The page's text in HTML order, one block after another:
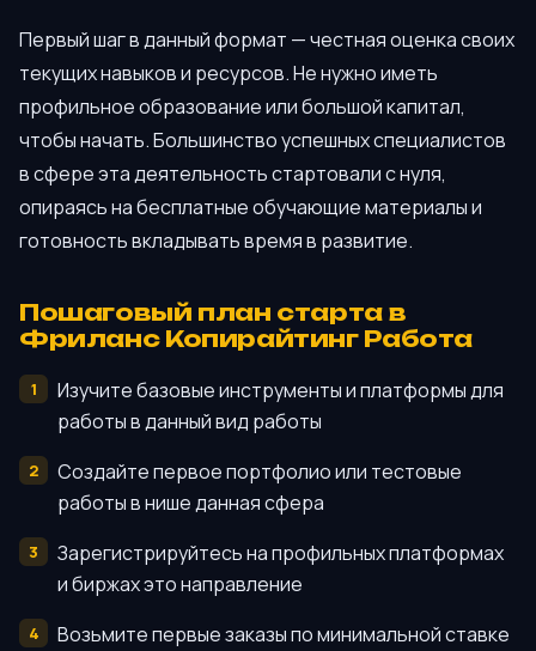
Первый шаг в данный формат — честная оценка своих
текущих навыков и ресурсов. Не нужно иметь
профильное образование или большой капитал,
чтобы начать. Большинство успешных специалистов
в сфере эта деятельность стартовали с нуля,
опираясь на бесплатные обучающие материалы и
готовность вкладывать время в развитие.
Пошаговый план старта в
Фриланс Копирайтинг Работа
Изучите базовые инструменты и платформы для
работы в данный вид работы
Создайте первое портфолио или тестовые
работы в нише данная сфера
Зарегистрируйтесь на профильных платформах
и биржах это направление
Возьмите первые заказы по минимальной ставке